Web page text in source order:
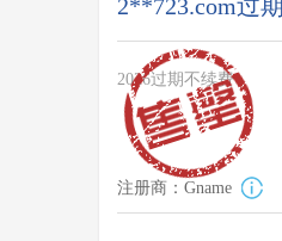
2**723.com过期
2026过期不续费
注册商：Gname